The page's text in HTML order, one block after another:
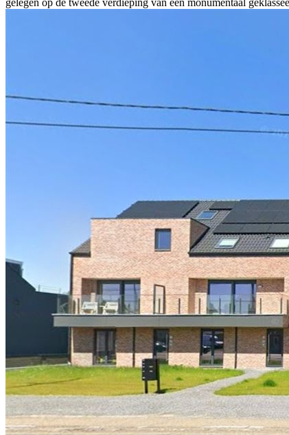
gelegen op de tweede verdieping van een monumentaal